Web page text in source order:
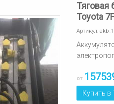
Тяговая
Toyota
Артикул:
от
Купить в